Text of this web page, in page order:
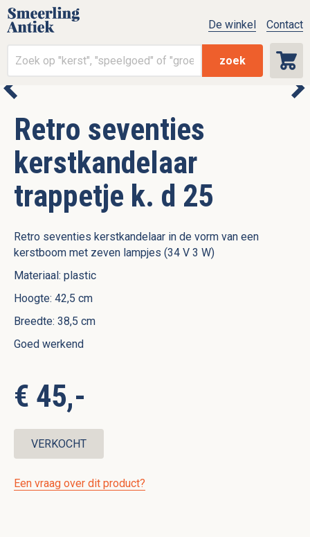
zoek
De winkel Contact
Retro seventies
kerstkandelaar
trappetje k. d 25
Retro seventies kerstkandelaar in de vorm van een
kerstboom met zeven lampjes (34 V 3 W)
Materiaal: plastic
Hoogte: 42,5 cm
Breedte: 38,5 cm
Goed werkend
€ 45,-
VERKOCHT
Een vraag over dit product?